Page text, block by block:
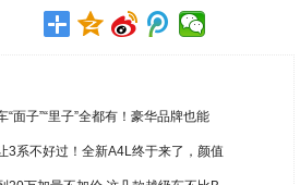
“面子”“里子”全都有！豪华品牌也能
3系不好过！全新A4L终于来了，颜值